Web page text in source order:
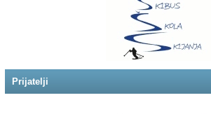
Prijatelji